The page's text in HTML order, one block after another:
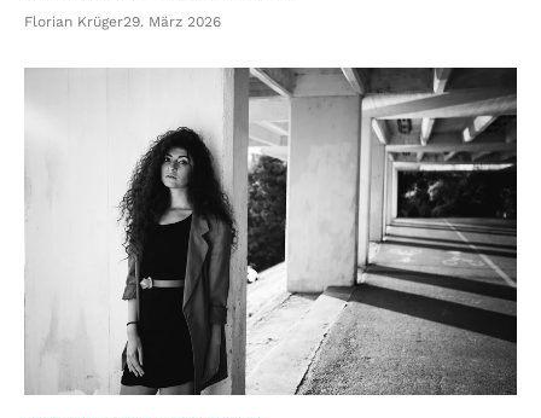
Florian Krüger29. März 2026